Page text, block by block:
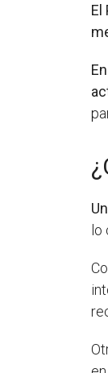
El
lo